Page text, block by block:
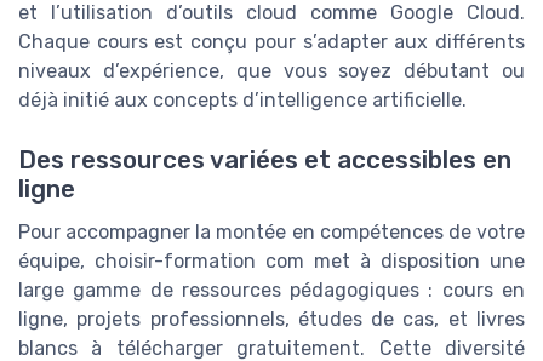
et l’utilisation d’outils cloud comme Google Cloud.
Chaque cours est conçu pour s’adapter aux différents
niveaux d’expérience, que vous soyez débutant ou
déjà initié aux concepts d’intelligence artificielle.
Des ressources variées et accessibles en
ligne
Pour accompagner la montée en compétences de votre
équipe, choisir-formation com met à disposition une
large gamme de ressources pédagogiques : cours en
ligne, projets professionnels, études de cas, et livres
blancs à télécharger gratuitement. Cette diversité